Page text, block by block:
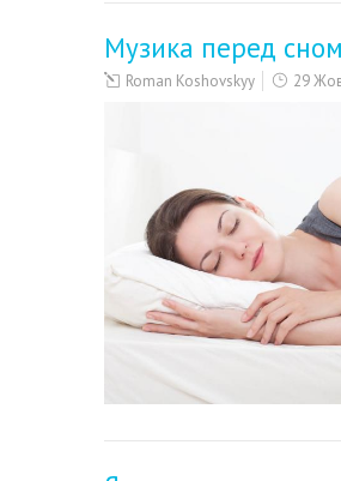
Музика перед сном
Roman Koshovskyy 29